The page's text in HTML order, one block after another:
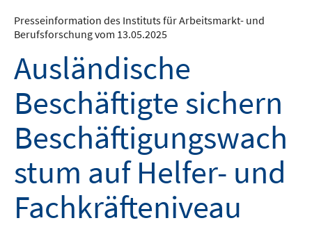
Presseinformation des Instituts für Arbeitsmarkt- und
Berufsforschung vom 13.05.2025
Ausländische
Beschäftigte sichern
Beschäftigungswach
stum auf Helfer- und
Fachkräfteniveau